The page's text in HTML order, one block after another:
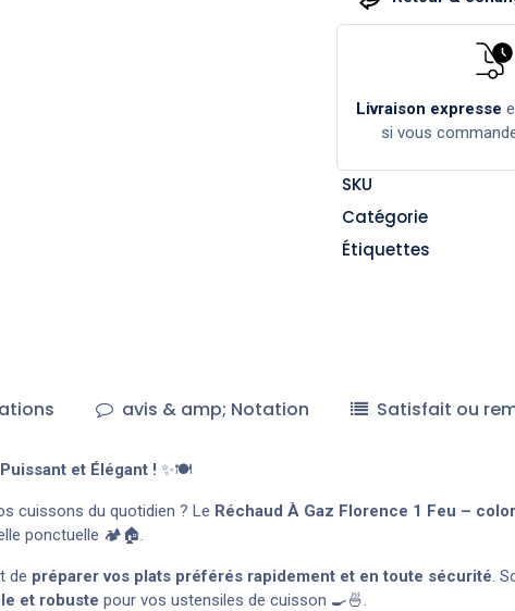
Livraison expresse
si vous
SKU
Catégorie
Étiquettes
avis & amp; Notation Satisfait ou
et Élégant ! ✨🍽️
cuissons du quotidien ? Le Réchaud À Gaz Florence 1 Feu –
ponctuelle 🏕️🏠.
de préparer vos plats préférés rapidement et en toute sécurité.
et robuste pour vos ustensiles de cuisson 🍳🍜.